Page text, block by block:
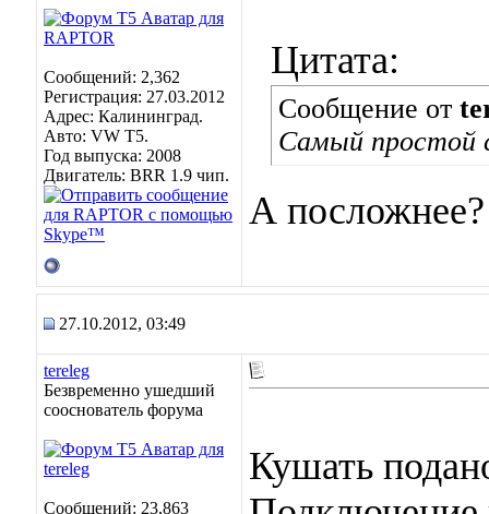
Сообщений: 2,362
Регистрация: 27.03.2012
Адрес: Калининград.
Авто: VW Т5.
Год выпуска: 2008
Двигатель: BRR 1.9 чип.
Цитата:
Сообщение от
Самый простой
А
27.10.2012, 03:49
tereleg
Безвременно ушедший
сооснователь форума
Сообщений: 23,863
Кушать